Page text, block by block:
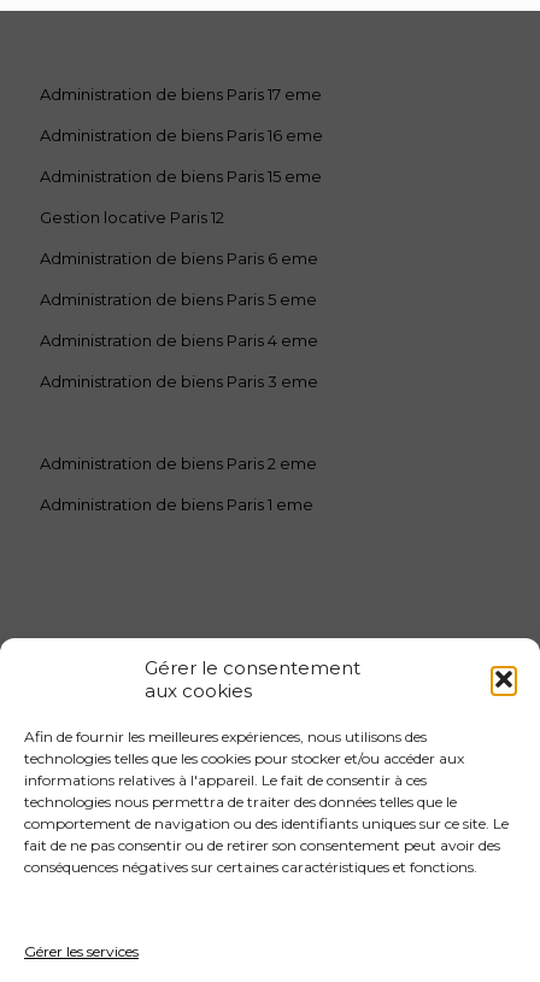
Gérer le consentement
aux cookies
Afin de fournir les meilleures expériences, nous utilisons des
technologies telles que les cookies pour stocker et/ou accéder aux
informations relatives à l'appareil. Le fait de consentir à ces
technologies nous permettra de traiter des données telles que le
comportement de navigation ou des identifiants uniques sur ce site. Le
fait de ne pas consentir ou de retirer son consentement peut avoir des
conséquences négatives sur certaines caractéristiques et fonctions.
Gérer les services
Administration de biens Paris 17 eme
Administration de biens Paris 16 eme
Administration de biens Paris 15 eme
Gestion locative Paris 12
Administration de biens Paris 6 eme
Administration de biens Paris 5 eme
Administration de biens Paris 4 eme
Administration de biens Paris 3 eme
Administration de biens Paris 2 eme
Administration de biens Paris 1 eme
Gestion locative 1er arrondissement
Gestion locative 2eme arrondissement
Gestion locative 3eme arrondissement
Gestion locative 4eme arrondissement
Gestion locative 5eme arrondissement